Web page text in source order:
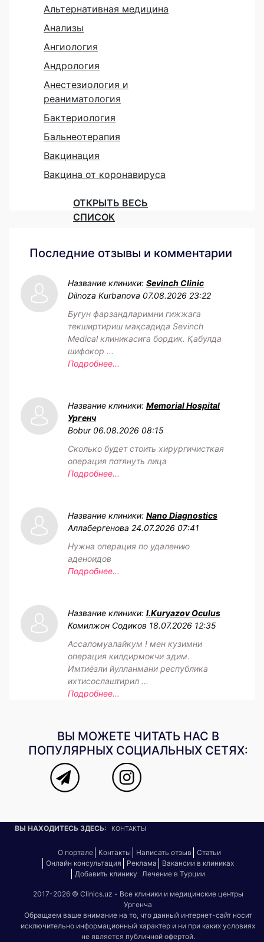
Альтернативная медицина
Анализы
Ангиология
Андрология
Анестезиология и
реаниматология
Бактериология
Бальнеотерапия
Вакцинация
Вакцина от коронавируса
ОТКРЫТЬ ВЕСЬ
СПИСОК
Последние отзывы и комментарии
Название клиники: Sevinch Clinic
Dilnoza Kurbanova 07.08.2026 23:22
Бугун фарзандларимни гижжага
текширтириш мақсадида Sevinch
Medical клиникасига бордик. Қабулда
шифокор ...
Подробнее...
Название клиники: Memorial Hospital
Ургенч
Bobur 06.08.2026 08:15
Сколько будет стоить хирургичисткая
операция потянуть лица
Подробнее...
Название клиники: Nano Diagnostics
Аллабергенова 24.07.2026 07:41
Нужна операция по удалению
аденоидов
Подробнее...
Название клиники: I.Kuryazov Oculus
Комилжон Содиков 18.07.2026 12:35
Ассаломуалайкум ! мен кузимни
операция килдирмокчи эдим.
Имтиёзли йулланмани республика
ихтисослаштирил ...
Подробнее...
ВЫ МОЖЕТЕ ЧИТАТЬ НАС В
ПОПУЛЯРНЫХ СОЦИАЛЬНЫХ СЕТЯХ:
ВЫ НАХОДИТЕСЬ ЗДЕСЬ: КОНТАКТЫ
О портале Контакты Написать отзыв
Статьи
Онлайн консультация
Реклама
Вакансии в клиниках
Добавить клинику Лечение в Турции
2017-2026 © Clinics.uz - Все клиники и медицинские центры
Ургенча
Обращаем ваше внимание на то, что данный интернет-сайт носит
исключительно информационный характер и ни при каких условиях
не является публичной офертой.